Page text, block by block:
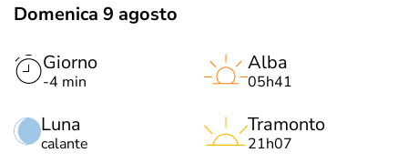
Domenica 9 agosto
Giorno
-4 min
Luna
calante
Alba
05h41
Tramonto
21h07